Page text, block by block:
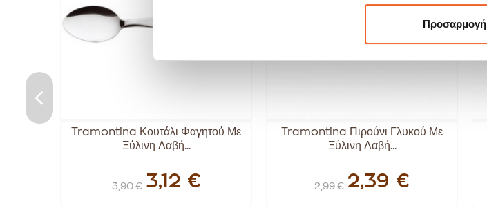
Προσαρμογή
Tramontina Κουτάλι Φαγητού Με
Ξύλινη Λαβή...
3,90 € 3,12 €
Tramontina Πιρούνι Γλυκού Με
Ξύλινη Λαβή...
2,99 € 2,39 €